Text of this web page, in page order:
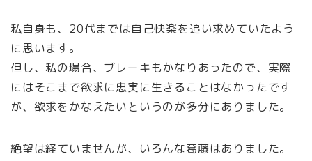
私自身も、20代までは自己快楽を追い求めていたよう
に思います。
但し、私の場合、ブレーキもかなりあったので、実際
にはそこまで欲求に忠実に生きることはなかったです
が、欲求をかなえたいというのが多分にありました。
絶望は経ていませんが、いろんな葛藤はありました。